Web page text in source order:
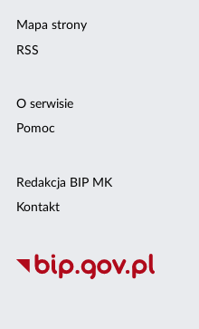
Mapa strony
RSS
O serwisie
Pomoc
Redakcja BIP MK
Kontakt